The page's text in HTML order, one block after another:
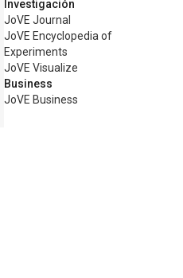
Investigación
JoVE Journal
JoVE Encyclopedia of
Experiments
JoVE Visualize
Business
JoVE Business